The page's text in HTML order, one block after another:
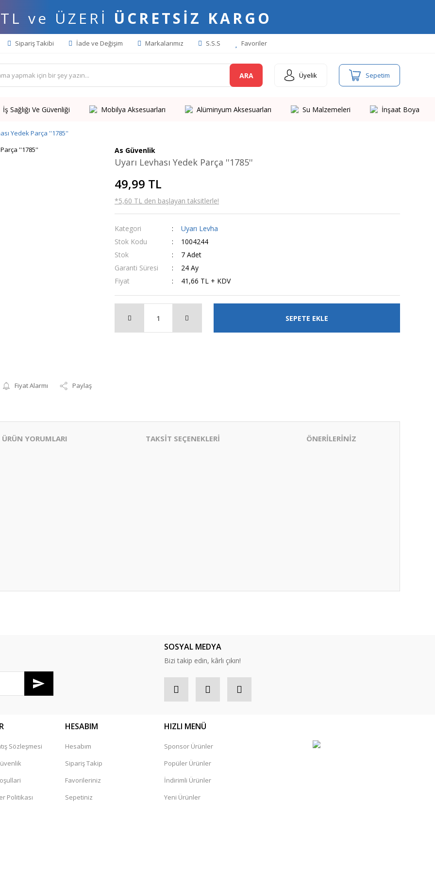
ve ÜZERİ ÜCRETSİZ KARGO
Sipariş Takibi İade ve Değişim Markalarımız S.S.S Favoriler
ARA Üyelik Sepetim
İş Sağlığı Ve Güvenliği Mobilya Aksesuarları Alüminyum Aksesuarları Su Malzemeleri İnşaat Boya
Yedek Parça ''1785''
Fiyat Alarmı Paylaş
As Güvenlik
Uyarı Levhası Yedek Parça ''1785''
49,99 TL
*5,60 TL den başlayan taksitlerle!
Kategori
Uyarı Levha
Stok Kodu
1004244
Stok
7 Adet
Garanti Süresi
24 Ay
Fiyat
41,66 TL + KDV
SEPETE EKLE
ÜRÜN YORUMLARI TAKSİT SEÇENEKLERİ ÖNERİLERİNİZ
SOSYAL MEDYA
Bizi takip edin, kârlı çıkın!
Sözleşmesi
Politikası
HESABIM
Hesabım
Sipariş Takip
Favorileriniz
Sepetiniz
HIZLI MENÜ
Sponsor Ürünler
Popüler Ürünler
İndirimli Ürünler
Yeni Ürünler